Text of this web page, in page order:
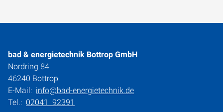
bad & energietechnik Bottrop GmbH
Nordring 84
46240 Bottrop
E-Mail: info@bad-energietechnik.de
Tel.: 02041 92391